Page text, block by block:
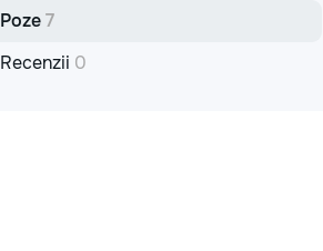
Poze7
Recenzii 0